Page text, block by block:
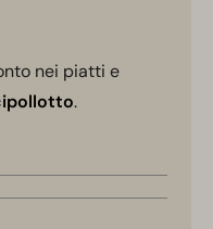
nei piatti e
.